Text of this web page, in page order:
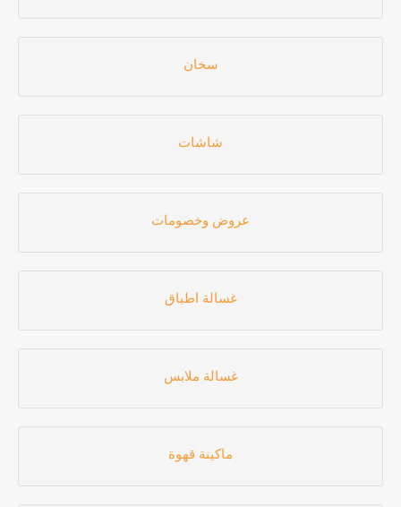
سخان
شاشات
عروض وخصومات
غسالة اطباق
غسالة ملابس
ماكينة قهوة